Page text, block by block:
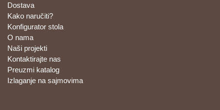
Dostava
Kako naručiti?
Konfigurator stola
O nama
Naši projekti
Kontaktirajte nas
Preuzmi katalog
Izlaganje na sajmovima